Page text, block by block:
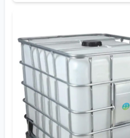
идеальных хроматограмм.
Именно такой подход —
практическую химию
перепродажа — позволяет
ООО Шэньян Ихуа Новые
долгосрочное
предприятий по всему миру.
доверие строится на
решать проблемы заказчика